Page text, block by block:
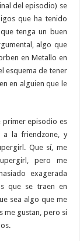
del episodio) se
que ha tenido
tenga un buen
algo que
en Metallo en
esquema de tener
en alguien que le
primer episodio es
a la friendzone, y
Que sí, me
pero me
exagerada
que se traen en
sea algo que me
me gustan, pero si